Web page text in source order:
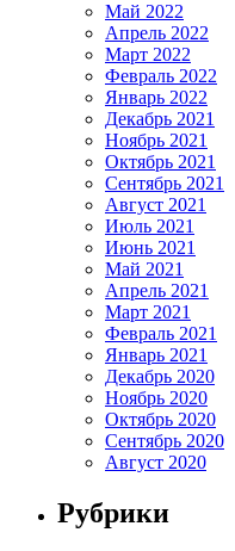
Май 2022
Апрель 2022
Март 2022
Февраль 2022
Январь 2022
Декабрь 2021
Ноябрь 2021
Октябрь 2021
Сентябрь 2021
Август 2021
Июль 2021
Июнь 2021
Май 2021
Апрель 2021
Март 2021
Февраль 2021
Январь 2021
Декабрь 2020
Ноябрь 2020
Октябрь 2020
Сентябрь 2020
Август 2020
Рубрики